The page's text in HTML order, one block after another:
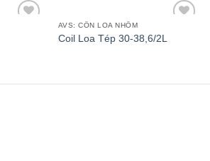
wishlist
AVS: CÔN LOA NHÔM
Coil Loa Tép 30-38,6/2L